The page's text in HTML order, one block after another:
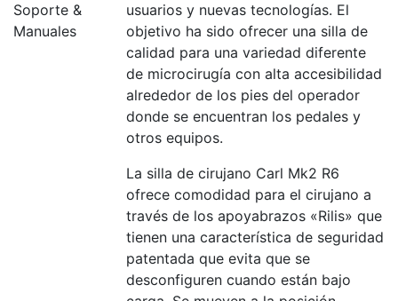
Soporte &
Manuales
usuarios y nuevas tecnologías. El
objetivo ha sido ofrecer una silla de
calidad para una variedad diferente
de microcirugía con alta accesibilidad
alrededor de los pies del operador
donde se encuentran los pedales y
otros equipos.
La silla de cirujano Carl Mk2 R6
ofrece comodidad para el cirujano a
través de los apoyabrazos «Rilis» que
tienen una característica de seguridad
patentada que evita que se
desconfiguren cuando están bajo